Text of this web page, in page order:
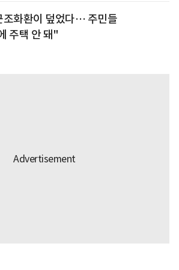
조화환이 덮었다… 주민들
주택 안 돼"